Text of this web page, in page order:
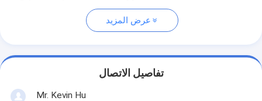
عرض المزيد
تفاصيل الاتصال
Mr. Kevin Hu